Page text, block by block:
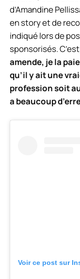
d’Amandine
en story et de
indiqué lors de
sponsorisés.
amende, je la
qu’il y ait une
profession soit
a beaucoup
Voir ce post sur